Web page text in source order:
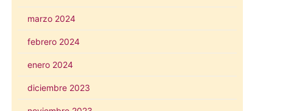
marzo 2024
febrero 2024
enero 2024
diciembre 2023